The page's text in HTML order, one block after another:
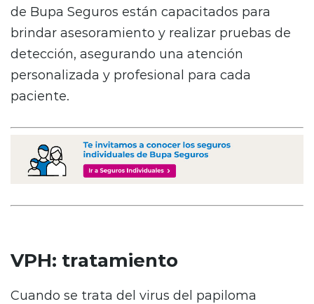
de Bupa Seguros están capacitados para
brindar asesoramiento y realizar pruebas de
detección, asegurando una atención
personalizada y profesional para cada
paciente.
VPH: tratamiento
Cuando se trata del virus del papiloma